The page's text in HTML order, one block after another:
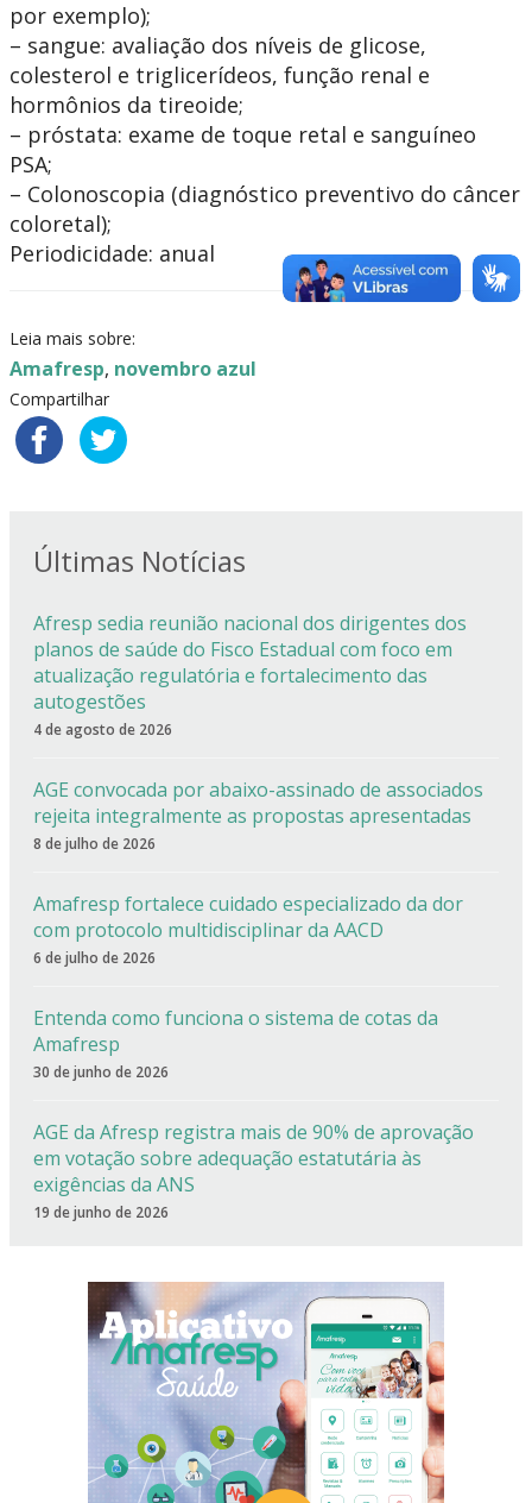
por exemplo);
– sangue: avaliação dos níveis de glicose,
colesterol e triglicerídeos, função renal e
hormônios da tireoide;
– próstata: exame de toque retal e sanguíneo
PSA;
– Colonoscopia (diagnóstico preventivo do câncer
coloretal);
Periodicidade: anual
Leia mais sobre:
Amafresp, novembro azul
Compartilhar
Últimas Notícias
Afresp sedia reunião nacional dos dirigentes dos
planos de saúde do Fisco Estadual com foco em
atualização regulatória e fortalecimento das
autogestões
4 de agosto de 2026
AGE convocada por abaixo-assinado de associados
rejeita integralmente as propostas apresentadas
8 de julho de 2026
Amafresp fortalece cuidado especializado da dor
com protocolo multidisciplinar da AACD
6 de julho de 2026
Entenda como funciona o sistema de cotas da
Amafresp
30 de junho de 2026
AGE da Afresp registra mais de 90% de aprovação
em votação sobre adequação estatutária às
exigências da ANS
19 de junho de 2026